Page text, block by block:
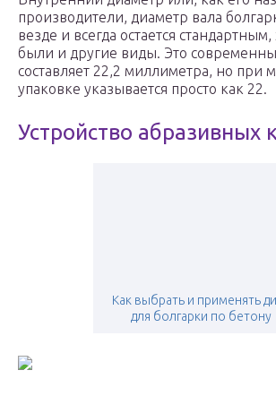
производители, диаметр вала
везде и всегда остается
были и другие виды. Это
составляет 22,2 миллиметра, но при
упаковке указывается просто как 22.
Устройство абразивных
Как выбрать и применять
для болгарки по бетону